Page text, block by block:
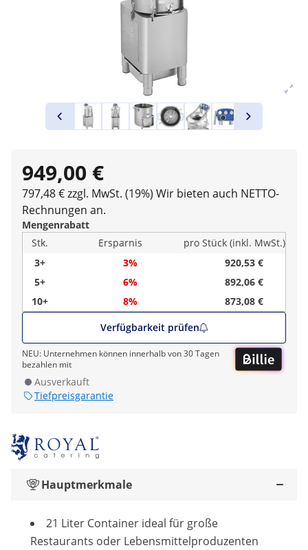
949,00 €
797,48 € zzgl. MwSt. (19%) Wir bieten auch NETTO-
Rechnungen an.
Mengenrabatt
Stk.
Ersparnis
pro Stück (inkl. MwSt.)
3+
3%
920,53 €
5+
6%
892,06 €
10+
8%
873,08 €
Verfügbarkeit prüfen
NEU: Unternehmen können innerhalb von 30 Tagen
bezahlen mit
Ausverkauft
Tiefpreisgarantie
Hauptmerkmale
21 Liter Container ideal für große
Restaurants oder Lebensmittelproduzenten